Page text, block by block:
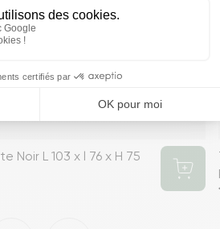
Noir L 103 x l 76 x H 75